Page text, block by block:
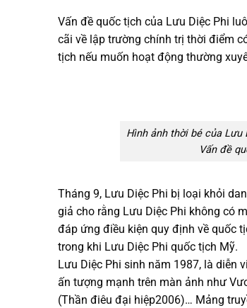
Vấn đề quốc tịch của Lưu Diệc Phi
cãi về lập trường chính trị thời điểm
tịch nếu muốn hoạt động thường
Hình ảnh thời bé của Lưu
Vấn đề
Tháng 9, Lưu Diệc Phi bị loại khỏi
giả cho rằng Lưu Diệc Phi không có
đáp ứng điều kiện quy định về quốc
trong khi Lưu Diệc Phi quốc tịch Mỹ.
Lưu Diệc Phi sinh năm 1987, là diễn
ấn tượng mạnh trên màn ảnh như
(Thần điêu đại hiệp2006)… Mảng